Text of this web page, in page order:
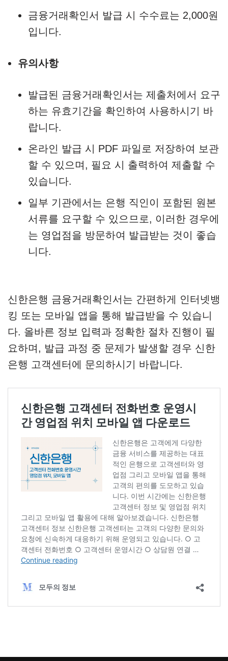
금융거래확인서 발급 시 수수료는 2,000원
입니다.
유의사항
발급된 금융거래확인서는 제출처에서 요구
하는 유효기간을 확인하여 사용하시기 바
랍니다.​
온라인 발급 시 PDF 파일로 저장하여 보관
할 수 있으며, 필요 시 출력하여 제출할 수
있습니다.​
일부 기관에서는 은행 직인이 포함된 원본
서류를 요구할 수 있으므로, 이러한 경우에
는 영업점을 방문하여 발급받는 것이 좋습
니다.
신한은행 금융거래확인서는 간편하게 인터넷뱅
킹 또는 모바일 앱을 통해 발급받을 수 있습니
다. 올바른 정보 입력과 정확한 절차 진행이 필
요하며, 발급 과정 중 문제가 발생할 경우 신한
은행 고객센터에 문의하시기 바랍니다.